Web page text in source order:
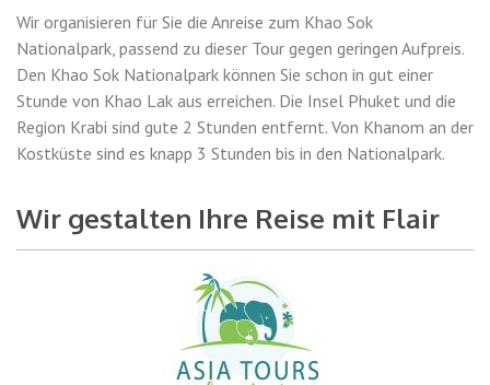
Wir organisieren für Sie die Anreise zum Khao Sok
Nationalpark, passend zu dieser Tour gegen geringen Aufpreis.
Den Khao Sok Nationalpark können Sie schon in gut einer
Stunde von Khao Lak aus erreichen. Die Insel Phuket und die
Region Krabi sind gute 2 Stunden entfernt. Von Khanom an der
Kostküste sind es knapp 3 Stunden bis in den Nationalpark.
Wir gestalten Ihre Reise mit Flair